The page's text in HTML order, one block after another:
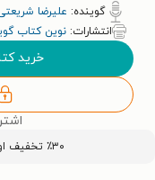
گوینده: علیرضا
انتشارات: نوین کتاب
خرید
٪۳۰ تخفیف اولین خرید کتاب با کد